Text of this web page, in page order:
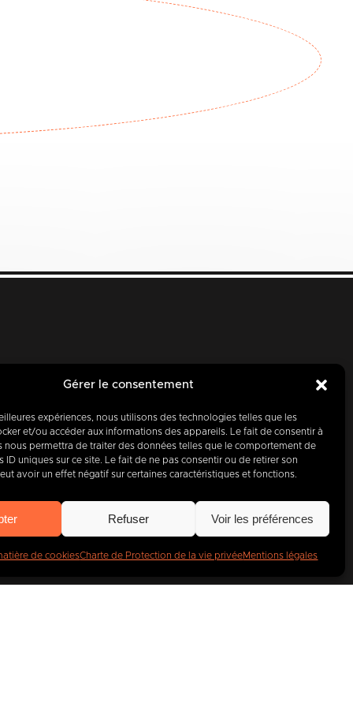
Gérer le consentement
expériences, nous utilisons des technologies telles que les
et/ou accéder aux informations des appareils. Le fait de consentir à
nous permettra de traiter des données telles que le comportement de
ID uniques sur ce site. Le fait de ne pas consentir ou de retirer son
avoir un effet négatif sur certaines caractéristiques et fonctions.
Refuser Voir les préférences
de cookiesCharte de Protection de la vie privéeMentions légales
partenaire
.